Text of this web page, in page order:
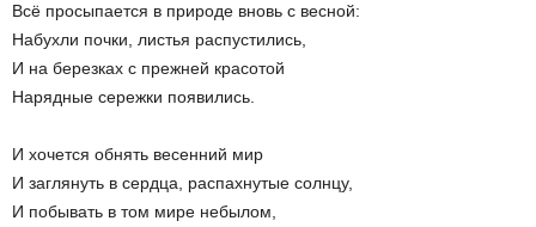
Всё просыпается в природе вновь с весной:
Набухли почки, листья распустились,
И на березках с прежней красотой
Нарядные сережки появились.
И хочется обнять весенний мир
И заглянуть в сердца, распахнутые солнцу,
И побывать в том мире небылом,